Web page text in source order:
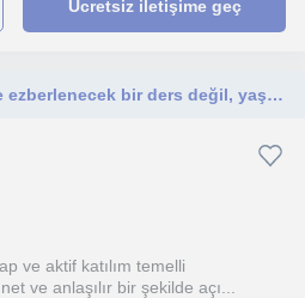
Ücretsiz iletişime geç
Kendimi, biyolojiyi sadece ezberlenecek bir ders değil, yaşamın temel mekanizmalarını anlamaya yönelik bir düşünme alanı olarak ak
ve aktif katılım temelli
ve anlaşılır bir şekilde açı...